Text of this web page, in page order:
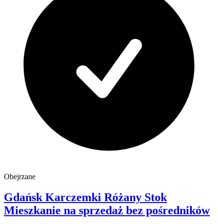
Obejrzane
Gdańsk Karczemki Różany Stok
Mieszkanie na sprzedaż bez pośredników